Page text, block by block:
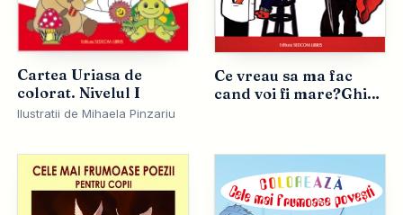
Cartea Uriasa de
colorat. Nivelul I
Ilustratii de Mihaela Pinzariu
Ce vreau sa ma fac
cand voi fi mare?Ghid